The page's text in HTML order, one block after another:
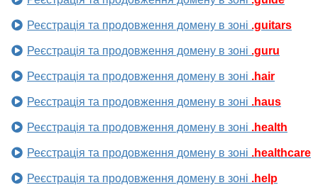
Реєстрація та продовження домену в зоні .guitars
Реєстрація та продовження домену в зоні .guru
Реєстрація та продовження домену в зоні .hair
Реєстрація та продовження домену в зоні .haus
Реєстрація та продовження домену в зоні .health
Реєстрація та продовження домену в зоні .healthcare
Реєстрація та продовження домену в зоні .help